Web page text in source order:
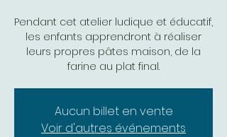
Pendant cet atelier ludique et éducatif,
les enfants apprendront à réaliser
leurs propres pâtes maison, de la
farine au plat final.
Aucun billet en vente
Voir d'autres événements